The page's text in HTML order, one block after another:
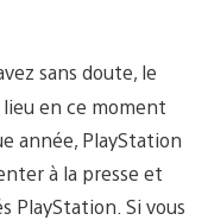
sans doute, le
lieu en ce moment
année, PlayStation
à la presse et
PlayStation. Si vous